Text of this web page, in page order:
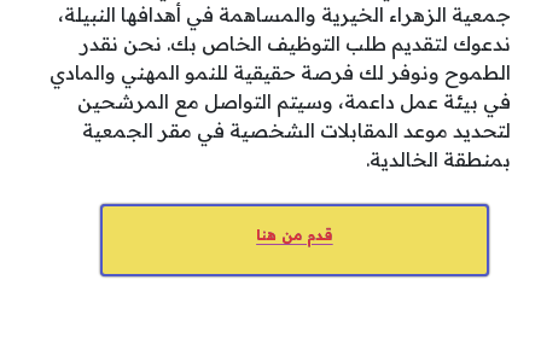
جمعية الزهراء الخيرية والمساهمة في أهدافها النبيلة،
ندعوك لتقديم طلب التوظيف الخاص بك. نحن نقدر
الطموح ونوفر لك فرصة حقيقية للنمو المهني والمادي
في بيئة عمل داعمة، وسيتم التواصل مع المرشحين
لتحديد موعد المقابلات الشخصية في مقر الجمعية
بمنطقة الخالدية.
قدم من هنا